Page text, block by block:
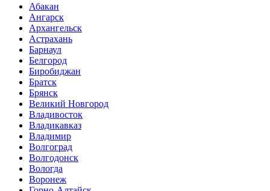
Абакан
Ангарск
Архангельск
Астрахань
Барнаул
Белгород
Биробиджан
Братск
Брянск
Великий Новгород
Владивосток
Владикавказ
Владимир
Волгоград
Волгодонск
Вологда
Воронеж